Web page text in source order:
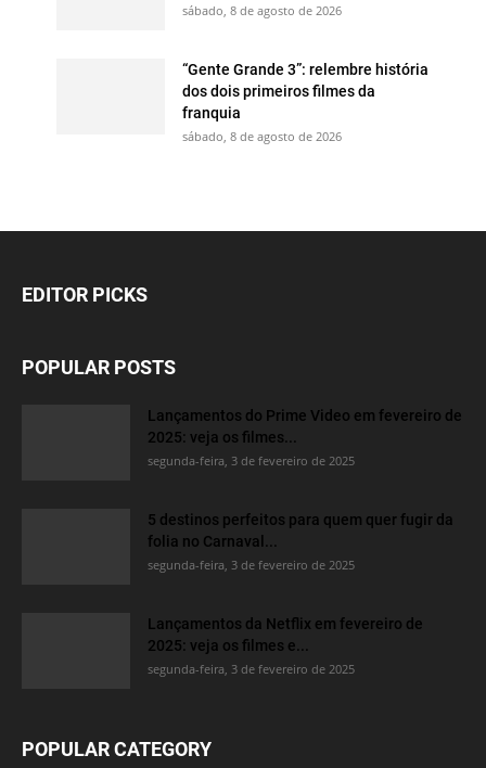
sábado, 8 de agosto de 2026
“Gente Grande 3”: relembre história
dos dois primeiros filmes da
franquia
sábado, 8 de agosto de 2026
EDITOR PICKS
POPULAR POSTS
Lançamentos do Prime Video em fevereiro de
2025: veja os filmes...
segunda-feira, 3 de fevereiro de 2025
5 destinos perfeitos para quem quer fugir da
folia no Carnaval...
segunda-feira, 3 de fevereiro de 2025
Lançamentos da Netflix em fevereiro de
2025: veja os filmes e...
segunda-feira, 3 de fevereiro de 2025
POPULAR CATEGORY